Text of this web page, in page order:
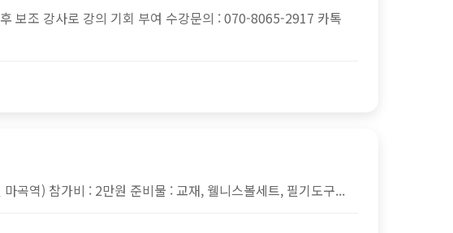
보조 강사로 강의 기회 부여 수강문의 : 070-8065-2917 카톡
곡역) 참가비 : 2만원 준비물 : 교재, 웰니스볼세트, 필기도구...